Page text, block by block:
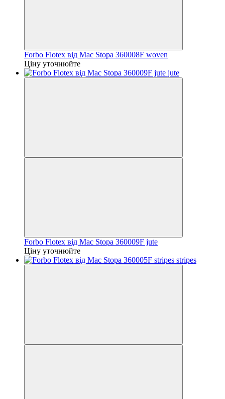
Forbo Flotex від Mac Stopa 360008F woven
Ціну уточнюйте
Forbo Flotex від Mac Stopa 360009F jute
Ціну уточнюйте